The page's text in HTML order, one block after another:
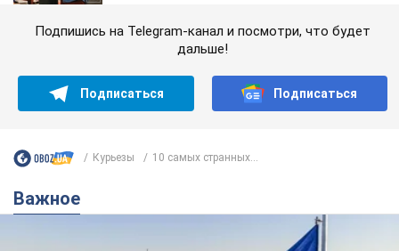
Подпишись на Telegram-канал и посмотри, что будет
дальше!
Подписаться Подписаться
Курьезы 10 самых странных...
Важное